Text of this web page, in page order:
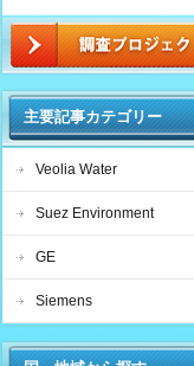
主要記事カテゴリー
Veolia Water
Suez Environment
GE
Siemens